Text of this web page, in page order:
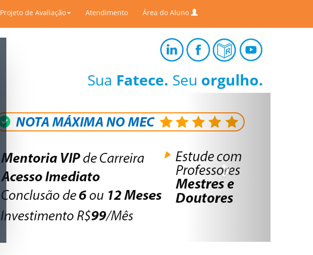
Projeto de Avaliação Atendimento Área do Aluno
Sua Fatece. Seu orgulho.